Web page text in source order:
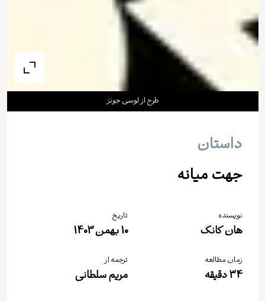
طرح از لوسی جونز
داستان
جهت میانه
نویسنده
هان کانگ
تاریخ
10 بهمن 1403
زمان مطالعه
34دقیقه
ترجمه از
مریم سلطانی